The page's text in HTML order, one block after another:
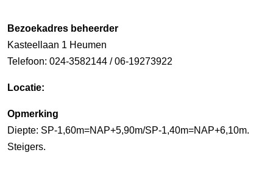
Bezoekadres beheerder
Kasteellaan 1 Heumen
Telefoon: 024-3582144 / 06-19273922
Locatie:
Opmerking
Diepte: SP-1,60m=NAP+5,90m/SP-1,40m=NAP+6,10m.
Steigers.